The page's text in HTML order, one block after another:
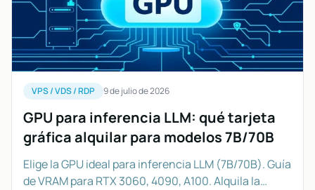
VPS / VDS / RDP 9 de julio de 2026
GPU para inferencia LLM: qué tarjeta
gráfica alquilar para modelos 7B/70B
Elige la GPU ideal para inferencia LLM (7B/70B). Guía
de VRAM para RTX 3060, 4090, A100. Alquila la